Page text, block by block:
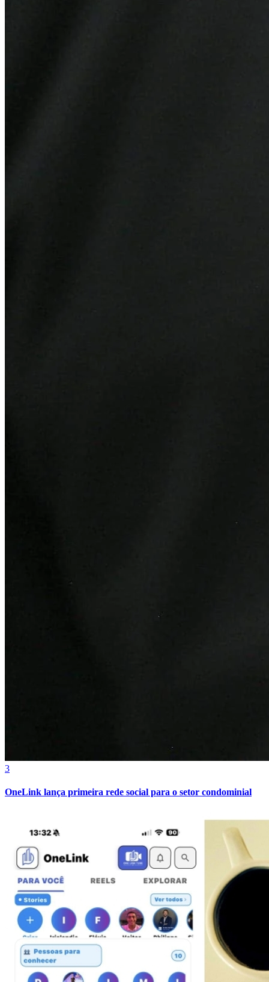
Goiás
3
OneLink lança primeira rede social para o setor condominial